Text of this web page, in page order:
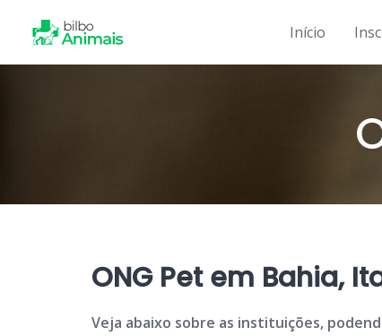
Início
ONG Pet em Bahia,
Veja abaixo sobre as instituições,